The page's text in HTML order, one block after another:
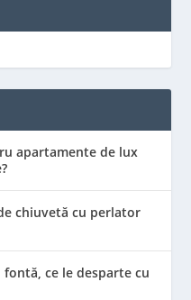
apartamente de lux
chiuvetă cu perlator
ce le desparte cu